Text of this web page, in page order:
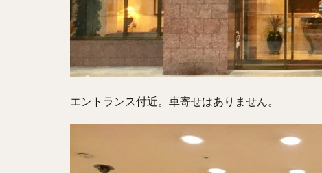
エントランス付近。車寄せはありません。